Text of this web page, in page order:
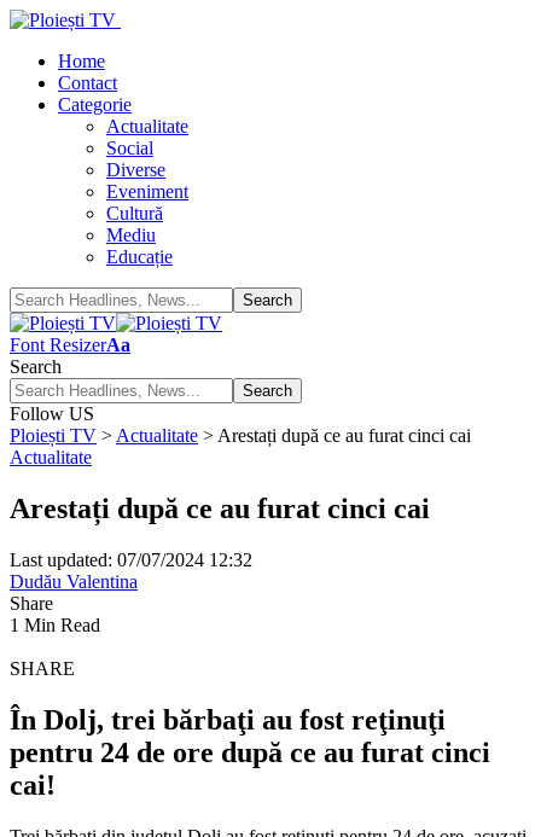
Home
Contact
Categorie
Actualitate
Social
Diverse
Eveniment
Cultură
Mediu
Educație
Font ResizerAa
Search
Follow US
Ploiești TV > Actualitate > Arestați după ce au furat cinci cai
Actualitate
Arestați după ce au furat cinci cai
Last updated: 07/07/2024 12:32
Dudău Valentina
Share
1 Min Read
SHARE
În Dolj, trei bărbaţi au fost reţinuţi
pentru 24 de ore după ce au furat cinci
cai!